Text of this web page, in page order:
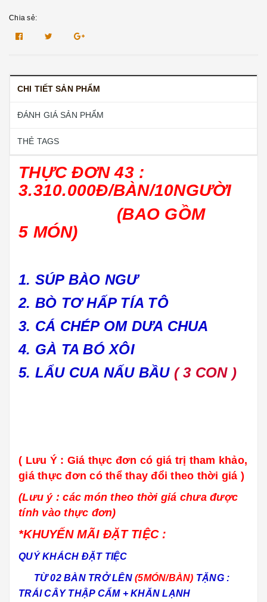
Chia sẻ:
CHI TIẾT SẢN PHẨM
ĐÁNH GIÁ SẢN PHẨM
THẺ TAGS
THỰC ĐƠN 43 :
3.310.000Đ/BÀN/10NGƯỜI
(BAO GỒM
5 MÓN)
1. SÚP BÀO NGƯ
2. BÒ TƠ HẤP TÍA TÔ
3. CÁ CHÉP OM DƯA CHUA
4. GÀ TA BÓ XÔI
5. LẨU CUA NẤU BẦU ( 3 CON )
( Lưu Ý : Giá thực đơn có giá trị tham khảo,
giá thực đơn có thể thay đổi theo thời giá )
(Lưu ý : các món theo thời giá chưa được
tính vào thực đơn)
*KHUYẾN MÃI ĐẶT TIỆC :
QUÝ KHÁCH ĐẶT TIỆC
TỪ 02 BÀN TRỞ LÊN (5MÓN/BÀN) TẶNG :
TRÁI CÂY THẬP CẨM + KHĂN LẠNH